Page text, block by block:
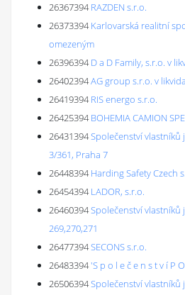
26367394 RAZDEN s.r.o.
26373394 Karlovarská realitní
omezeným
26396394 D a D Family, s.r.o. v
26402394AG group s.r.o. v
26419394 RIS energo s.r.o.
26425394 BOHEMIA CAMION
26431394Společenství vlastníků
3/361, Praha 7
26448394 Harding Safety Czech
26454394 LADOR, s.r.o.
26460394Společenství vlastníků
269,270,271
26477394SECONS s.r.o.
26483394'S p o l e č e n s t v í P
26506394Společenství